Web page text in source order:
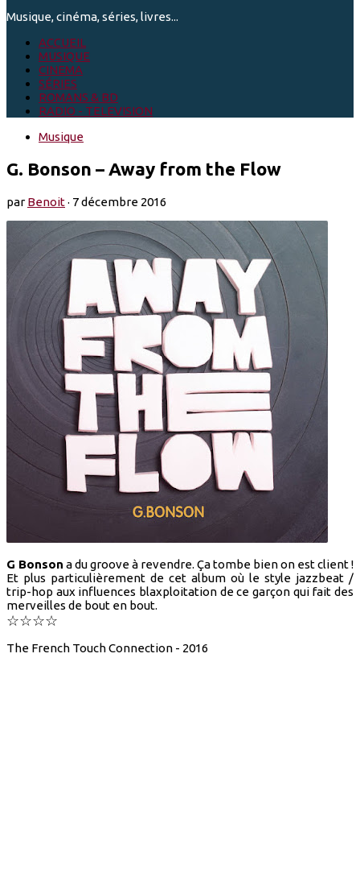
Musique, cinéma, séries, livres...
ACCUEIL
MUSIQUE
CINEMA
SÉRIES
ROMANS & BD
RADIO - TELEVISION
Musique
G. Bonson – Away from the Flow
parBenoit· 7 décembre 2016
G Bonson a du groove à revendre. Ça tombe bien on est client !
Et plus particulièrement de cet album où le style jazzbeat /
trip-hop aux influences blaxploitation de ce garçon qui fait des
merveilles de bout en bout.
☆☆☆☆
The French Touch Connection - 2016